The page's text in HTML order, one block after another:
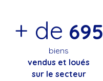
+ de 695
biens
vendus et loués
sur le secteur